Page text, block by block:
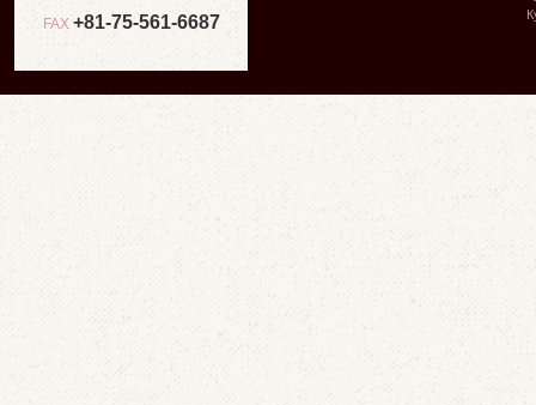
FAX +81-75-561-6687